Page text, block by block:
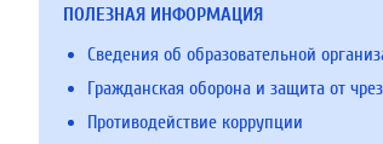
ПОЛЕЗНАЯ ИНФОРМАЦИЯ
Сведения об образовательной
Гражданская оборона и защита от
Противодействие коррупции